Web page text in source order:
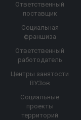
Ответственный
поставщик
Социальная
франшиза
Ответственный
работодатель
Центры занятости
ВУЗов
Социальные
проекты
территорий